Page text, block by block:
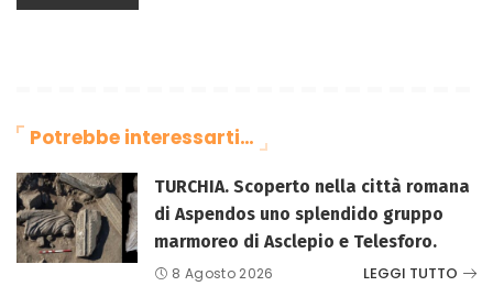
Potrebbe interessarti…
TURCHIA. Scoperto nella città romana
di Aspendos uno splendido gruppo
marmoreo di Asclepio e Telesforo.
8 Agosto 2026 LEGGI TUTTO